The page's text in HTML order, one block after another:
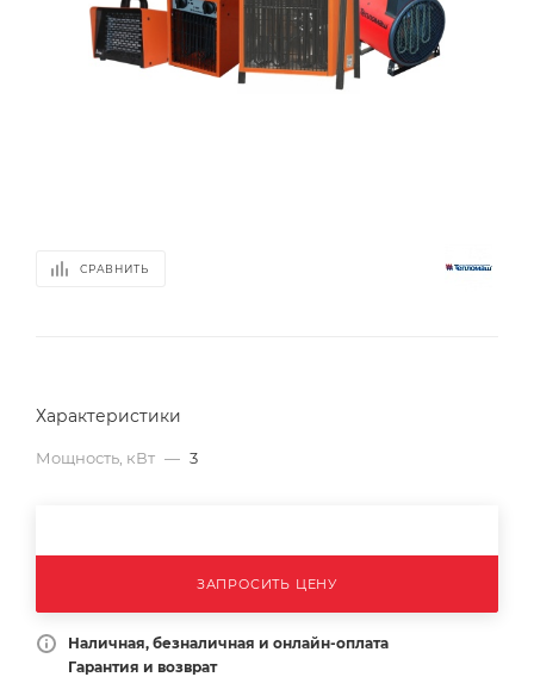
СРАВНИТЬ
Характеристики
Мощность, кВт — 3
ЗАПРОСИТЬ ЦЕНУ
Наличная, безналичная и онлайн-оплата
Гарантия и возврат